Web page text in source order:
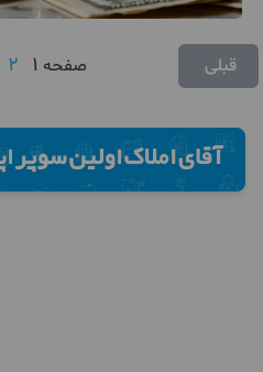
قبلی صفحه 1
2